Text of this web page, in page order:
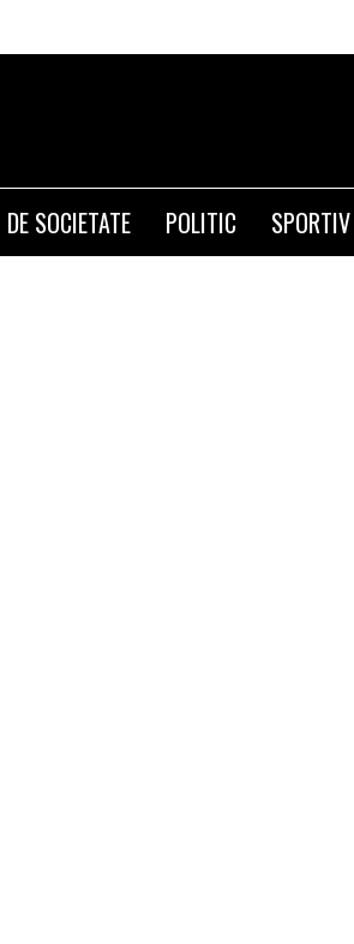
DE SOCIETATE POLITIC SPORTIV